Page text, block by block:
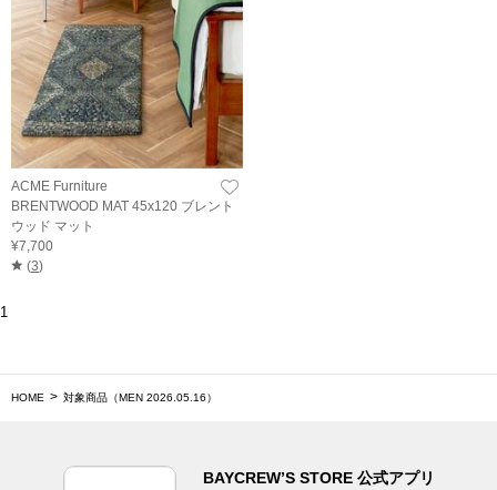
ACME Furniture
BRENTWOOD MAT 45x120 ブレント
ウッド マット
¥7,700
(3)
1
HOME 対象商品（MEN 2026.05.16）
BAYCREW’S STORE 公式アプリ